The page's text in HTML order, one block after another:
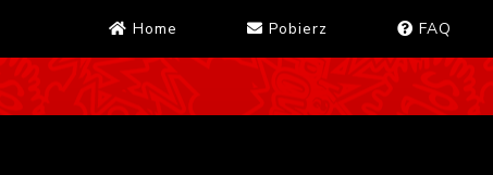
Home Pobierz FAQ